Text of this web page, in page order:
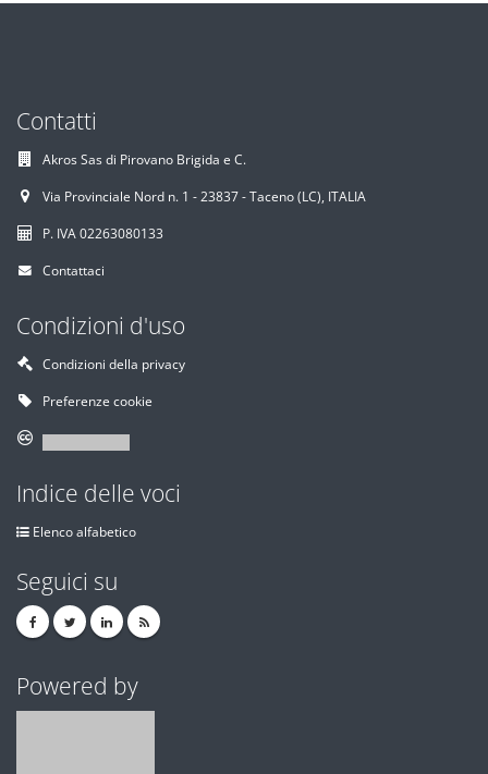
Contatti
Akros Sas di Pirovano Brigida e C.
Via Provinciale Nord n. 1 - 23837 - Taceno (LC), ITALIA
P. IVA 02263080133
Contattaci
Condizioni d'uso
Condizioni della privacy
Preferenze cookie
Indice delle voci
Elenco alfabetico
Seguici su
Powered by